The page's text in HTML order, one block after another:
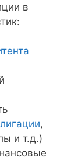
в
,
и т.д.)